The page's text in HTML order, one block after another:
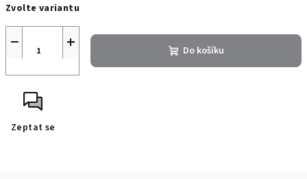
cena:
Zvolte variantu
+
− Do košíku
Zeptat se